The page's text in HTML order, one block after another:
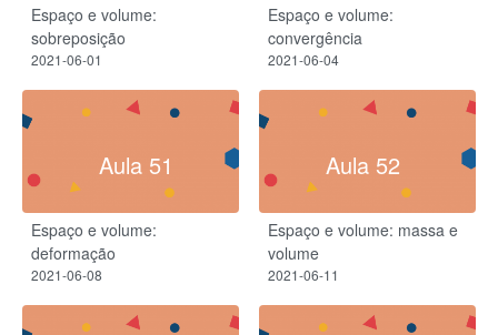
Espaço e volume:
sobreposição
2021-06-01
Espaço e volume:
convergência
2021-06-04
Aula 51
Espaço e volume:
deformação
2021-06-08
Aula 52
Espaço e volume: massa e
volume
2021-06-11